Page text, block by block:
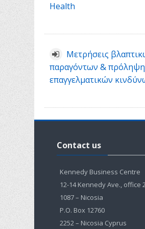
Health
Μετρήσεις
παραγόντων & πρόληψη
επαγγελματικών
Contact us
Kennedy Business Centre
12-14 Kennedy Ave., office
1087 – Nicosia
P.O. Box 12760
2252 – Nicosia Cyprus